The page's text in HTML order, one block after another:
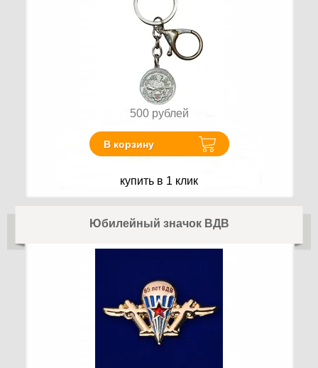
500 рублей
В корзину
купить в 1 клик
Юбилейный значок ВДВ